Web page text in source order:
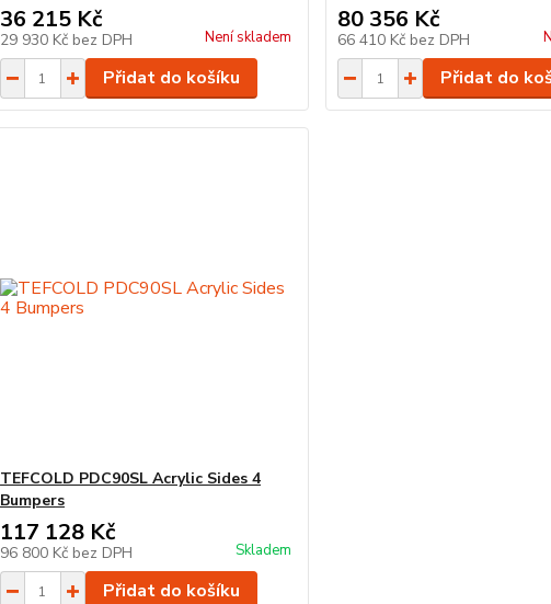
36 215 Kč
29 930 Kč bez DPH Není skladem
Přidat do košíku
80 356 Kč
66 410 Kč bez DPH
Přidat do
TEFCOLD PDC90SL Acrylic Sides 4
Bumpers
117 128 Kč
96 800 Kč bez DPH Skladem
Přidat do košíku